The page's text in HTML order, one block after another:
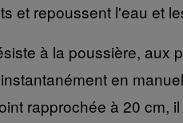
et repoussent l'eau et
à la poussière,
en
rapprochée à 20